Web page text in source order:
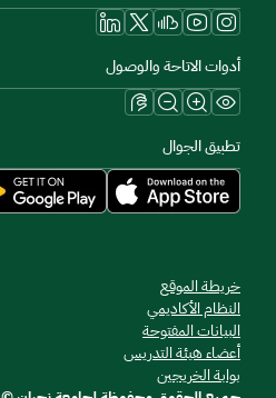
أدوات الاتاحة والوصول
تطبيق الجوال
خريطة الموقع
النظام الأكاديمي
البيانات المفتوحة
أعضاء هيئة التدريس
بوابة الخريجين